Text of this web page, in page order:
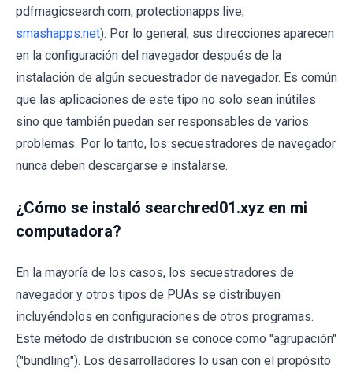
pdfmagicsearch.com, protectionapps.live,
smashapps.net). Por lo general, sus direcciones aparecen
en la configuración del navegador después de la
instalación de algún secuestrador de navegador. Es común
que las aplicaciones de este tipo no solo sean inútiles
sino que también puedan ser responsables de varios
problemas. Por lo tanto, los secuestradores de navegador
nunca deben descargarse e instalarse.
¿Cómo se instaló searchred01.xyz en mi
computadora?
En la mayoría de los casos, los secuestradores de
navegador y otros tipos de PUAs se distribuyen
incluyéndolos en configuraciones de otros programas.
Este método de distribución se conoce como "agrupación"
("bundling"). Los desarrolladores lo usan con el propósito